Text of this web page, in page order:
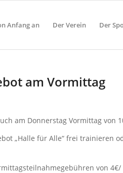
Anfang an Der Verein Der
am Vormittag
am Donnerstag Vormittag von
„Halle für Alle“ frei trainieren
von